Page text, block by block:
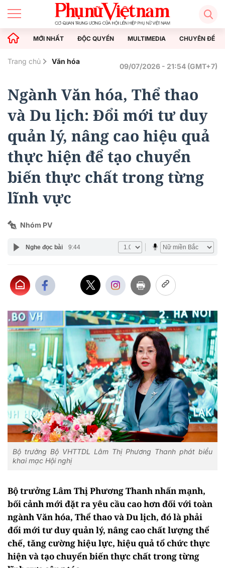
MỚI NHẤT ĐỘC QUYỀN MULTIMEDIA CHUYÊN ĐỀ
Trang chủ Văn hóa
09/07/2026 - 21:54 (GMT+7)
Ngành Văn hóa, Thể thao
và Du lịch: Đổi mới tư duy
quản lý, nâng cao hiệu quả
thực hiện để tạo chuyển
biến thực chất trong từng
lĩnh vực
Nhóm PV
Nghe đọc bài 9:44
Bộ trưởng Bộ VHTTDL Lâm Thị Phương Thanh phát biểu
khai mạc Hội nghị
Bộ trưởng Lâm Thị Phương Thanh nhấn mạnh,
bối cảnh mới đặt ra yêu cầu cao hơn đối với toàn
ngành Văn hóa, Thể thao và Du lịch, đó là phải
đổi mới tư duy quản lý, nâng cao chất lượng thể
chế, tăng cường hiệu lực, hiệu quả tổ chức thực
hiện và tạo chuyển biến thực chất trong từng